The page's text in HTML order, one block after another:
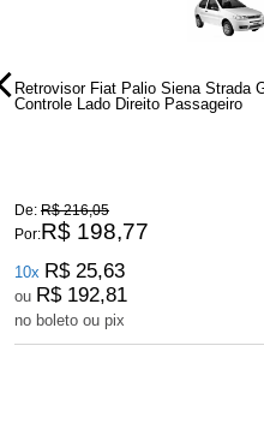
Retrovisor Fiat Palio Siena Strada
Controle Lado Direito Passageiro
De: R$ 216,05
Por:R$ 198,77
10x R$ 25,63
ou R$ 192,81
no boleto ou pix